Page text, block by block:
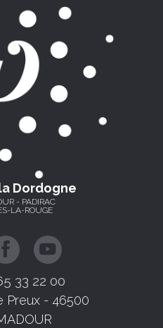
Dordogne
- PADIRAC
LA-ROUGE
33 22 00
Preux - 46500